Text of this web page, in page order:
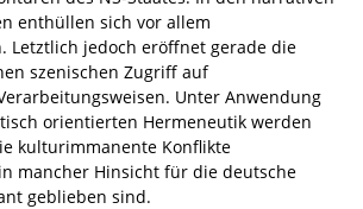
enthüllen sich vor allem
Letztlich jedoch eröffnet gerade die
szenischen Zugriff auf
Unter Anwendung
orientierten Hermeneutik werden
kulturimmanente Konflikte
mancher Hinsicht für die deutsche
geblieben sind.